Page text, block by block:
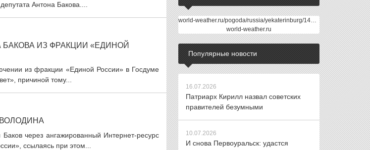
Антона Бакова....
ИЗ ФРАКЦИИ «ЕДИНОЙ
из фракции «Единой России» в Госдуме
причиной тому...
через ангажированный Интернет-ресурс
ссылаясь при этом...
world-weather.ru/pogoda/russia/yekaterinburg/14days/
world-weather.ru
Популярные новости
16.07.2026
Патриарх Кирилл назвал советских
правителей безумными
10.07.2026
И снова Первоуральск: удастся